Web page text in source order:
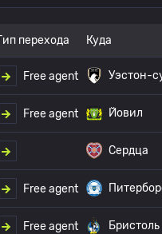
перехода Куда
Free agent Уэстон-
Free agent Йовил
Сердца
Free agent
Free agent